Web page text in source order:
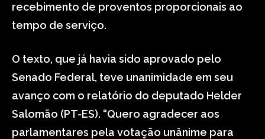
recebimento de proventos proporcionais ao
tempo de serviço.
O texto, que já havia sido aprovado pelo
Senado Federal, teve unanimidade em seu
avanço com o relatório do deputado Helder
Salomão (PT-ES). “Quero agradecer aos
parlamentares pela votação unânime para